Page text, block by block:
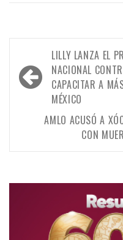
Navegación
de
entradas
LILLY LANZA EL
NACIONAL
CAPACITAR A
MÉXICO
AMLO ACUSÓ A
CON